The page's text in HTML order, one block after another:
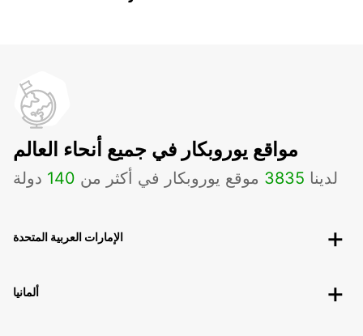
مواقع يوروبكار في جميع أنحاء العالم
لدينا 3835 موقع يوروبكار في أكثر من 140 دولة
الإمارات العربية المتحدة
ألمانيا